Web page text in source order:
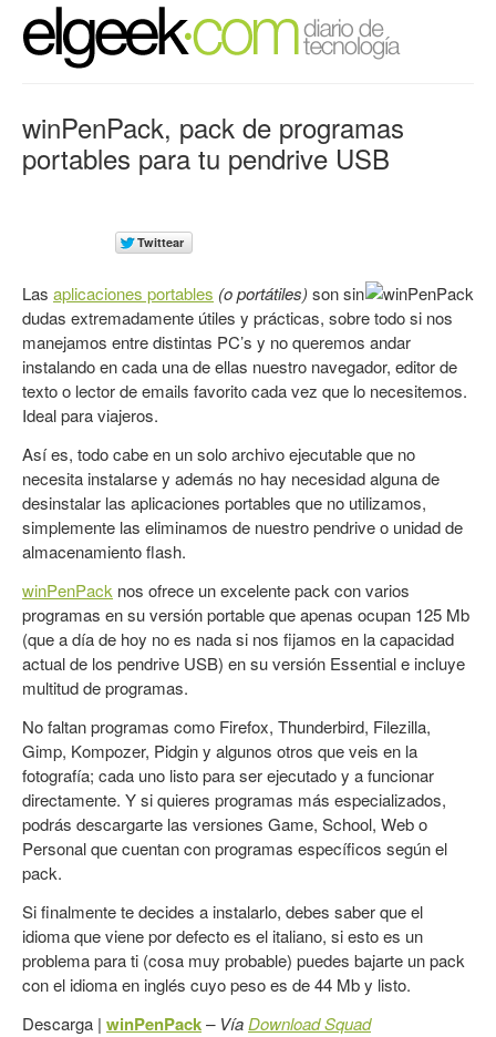
winPenPack, pack de programas
portables para tu pendrive USB
Las aplicaciones portables (o portátiles) son sin
dudas extremadamente útiles y prácticas, sobre todo si nos
manejamos entre distintas PC’s y no queremos andar
instalando en cada una de ellas nuestro navegador, editor de
texto o lector de emails favorito cada vez que lo necesitemos.
Ideal para viajeros.
Así es, todo cabe en un solo archivo ejecutable que no
necesita instalarse y además no hay necesidad alguna de
desinstalar las aplicaciones portables que no utilizamos,
simplemente las eliminamos de nuestro pendrive o unidad de
almacenamiento flash.
winPenPack nos ofrece un excelente pack con varios
programas en su versión portable que apenas ocupan 125 Mb
(que a día de hoy no es nada si nos fijamos en la capacidad
actual de los pendrive USB) en su versión Essential e incluye
multitud de programas.
No faltan programas como Firefox, Thunderbird, Filezilla,
Gimp, Kompozer, Pidgin y algunos otros que veis en la
fotografía; cada uno listo para ser ejecutado y a funcionar
directamente. Y si quieres programas más especializados,
podrás descargarte las versiones Game, School, Web o
Personal que cuentan con programas específicos según el
pack.
Si finalmente te decides a instalarlo, debes saber que el
idioma que viene por defecto es el italiano, si esto es un
problema para ti (cosa muy probable) puedes bajarte un pack
con el idioma en inglés cuyo peso es de 44 Mb y listo.
Descarga | winPenPack– Vía Download Squad